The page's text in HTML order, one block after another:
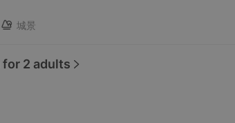
城景
for 2 adults